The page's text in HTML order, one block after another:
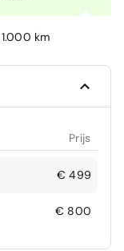
km
Prijs
€ 499
€ 800